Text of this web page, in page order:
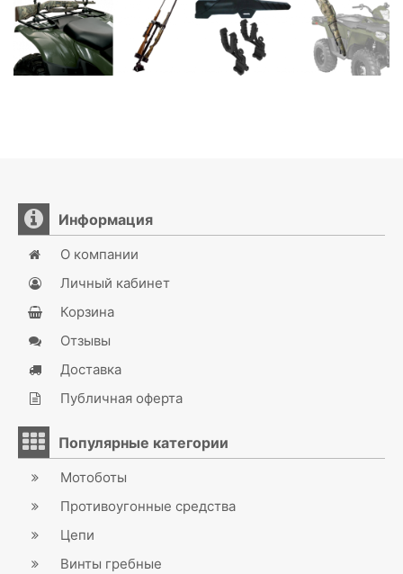
Информация
О компании
Личный кабинет
Корзина
Отзывы
Доставка
Публичная оферта
Популярные категории
Мотоботы
Противоугонные средства
Цепи
Винты гребные